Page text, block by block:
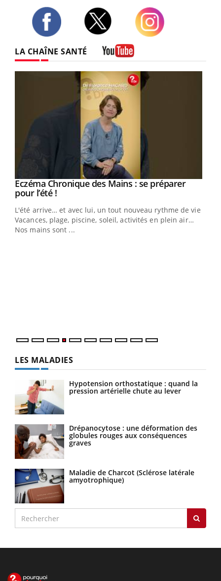
LA CHAÎNE SANTÉ
Youtube
Eczéma Chronique des Mains : se préparer
pour l’été !Youtube
L'été arrive… et avec lui, un tout nouveau rythme de vie !
Vacances, plage, piscine, soleil, activités en plein air…
Nos mains sont ...
LES MALADIES
Hypotension orthostatique : quand la
pression artérielle chute au lever
Drépanocytose : une déformation des
globules rouges aux conséquences
graves
Maladie de Charcot (Sclérose latérale
amyotrophique)